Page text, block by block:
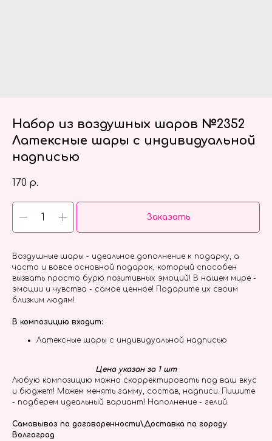
Набор из воздушных шаров №2352
Латексные шары с индивидуальной
надписью
170 р.
Заказать
Воздушные шары - идеальное дополнение к подарку, а
часто и вовсе основной подарок, который способен
вызвать просто бурю позитивных эмоций! В нашем мире -
эмоции и чувства - самое ценное! Подарите их своим
близким людям!
В композицию входит:
Латексные шары с индивидуальной надписью
Цена указан за 1 шт
Любую композицию можно скорректировать под ваш вкус
и бюджет! Можем менять гамму, состав, надписи. Пишите
- подберем идеальный вариант! Наполнение - гелий.
Самовывоз по договоренности\Доставка по городу
Волгоград